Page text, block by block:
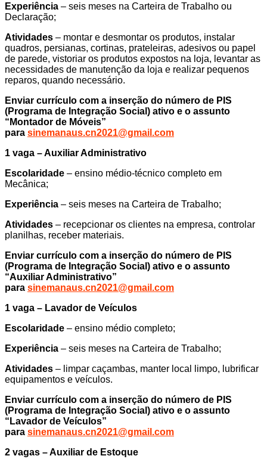
Experiência – seis meses na Carteira de Trabalho ou
Declaração;
Atividades – montar e desmontar os produtos, instalar
quadros, persianas, cortinas, prateleiras, adesivos ou papel
de parede, vistoriar os produtos expostos na loja, levantar as
necessidades de manutenção da loja e realizar pequenos
reparos, quando necessário.
Enviar currículo com a inserção do número de PIS
(Programa de Integração Social) ativo e o assunto
“Montador de Móveis”
para sinemanaus.cn2021@gmail.com
1 vaga – Auxiliar Administrativo
Escolaridade – ensino médio-técnico completo em
Mecânica;
Experiência – seis meses na Carteira de Trabalho;
Atividades – recepcionar os clientes na empresa, controlar
planilhas, receber materiais.
Enviar currículo com a inserção do número de PIS
(Programa de Integração Social) ativo e o assunto
“Auxiliar Administrativo”
para sinemanaus.cn2021@gmail.com
1 vaga – Lavador de Veículos
Escolaridade – ensino médio completo;
Experiência – seis meses na Carteira de Trabalho;
Atividades – limpar caçambas, manter local limpo, lubrificar
equipamentos e veículos.
Enviar currículo com a inserção do número de PIS
(Programa de Integração Social) ativo e o assunto
“Lavador de Veículos”
para sinemanaus.cn2021@gmail.com
2 vagas – Auxiliar de Estoque